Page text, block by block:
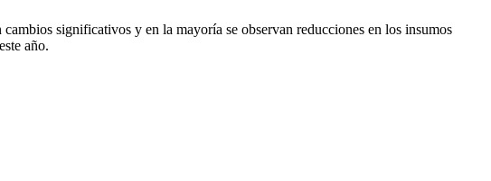
significativos y en la mayoría se observan reducciones en los insumos
año.